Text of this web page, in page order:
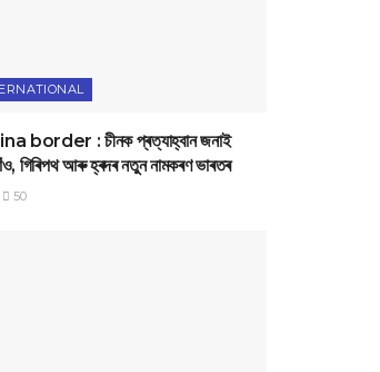
border : চীনক প্ৰত্যাহ্বান জনাই
গিৰিপথ আৰু হ্ৰদৰ নতুন নামকৰণ ভাৰতৰ
50